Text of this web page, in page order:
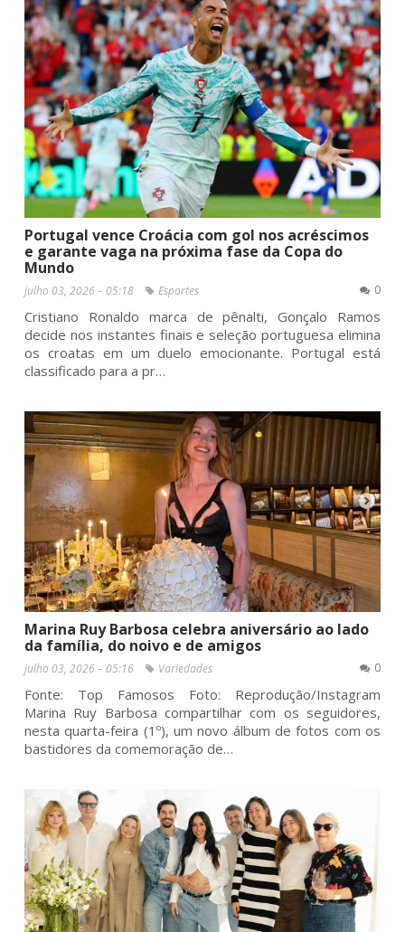
Portugal vence Croácia com gol nos acréscimos
e garante vaga na próxima fase da Copa do
Mundo
julho 03, 2026 – 05:18 Esportes 0
Cristiano Ronaldo marca de pênalti, Gonçalo Ramos
decide nos instantes finais e seleção portuguesa elimina
os croatas em um duelo emocionante. Portugal está
classificado para a pr…
Marina Ruy Barbosa celebra aniversário ao lado
da família, do noivo e de amigos
julho 03, 2026 – 05:16 Variedades 0
Fonte: Top Famosos Foto: Reprodução/Instagram
Marina Ruy Barbosa compartilhar com os seguidores,
nesta quarta-feira (1º), um novo álbum de fotos com os
bastidores da comemoração de…